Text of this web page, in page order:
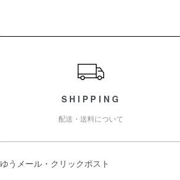
SHIPPING
配送・送料について
ゆうメール・クリックポスト